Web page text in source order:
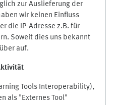
zur Auslieferung der
wir keinen Einfluss
die IP-Adresse z.B. für
Soweit dies uns bekannt
auf.
Tools Interoperability),
als "Externes Tool"